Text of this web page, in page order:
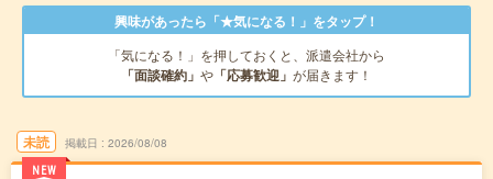
興味があったら「★気になる！」をタップ！
「気になる！」を押しておくと、派遣会社から
「面談確約」 や 「応募歓迎」 が届きます！
未読
NEW
掲載日 2026/08/08